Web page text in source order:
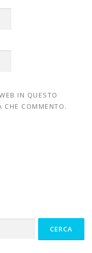
IN QUESTO
CHE COMMENTO.